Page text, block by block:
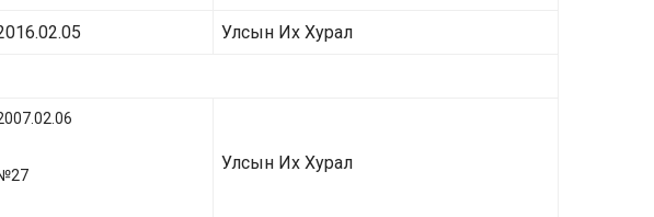
Улсын Их Хурал
Улсын Их Хурал